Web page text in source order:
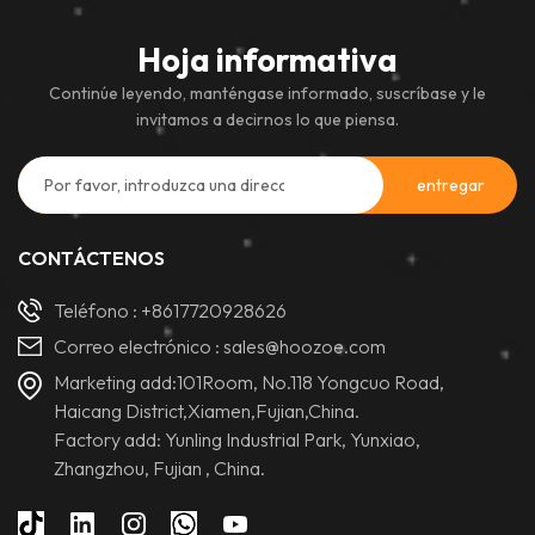
Hoja informativa
Continúe leyendo, manténgase informado, suscríbase y le
invitamos a decirnos lo que piensa.
CONTÁCTENOS
Teléfono : +8617720928626
Correo electrónico :sales@hoozoe.com
Marketing add:101Room, No.118 Yongcuo Road,
Haicang District,Xiamen,Fujian,China.
Factory add: Yunling Industrial Park, Yunxiao,
Zhangzhou, Fujian , China.